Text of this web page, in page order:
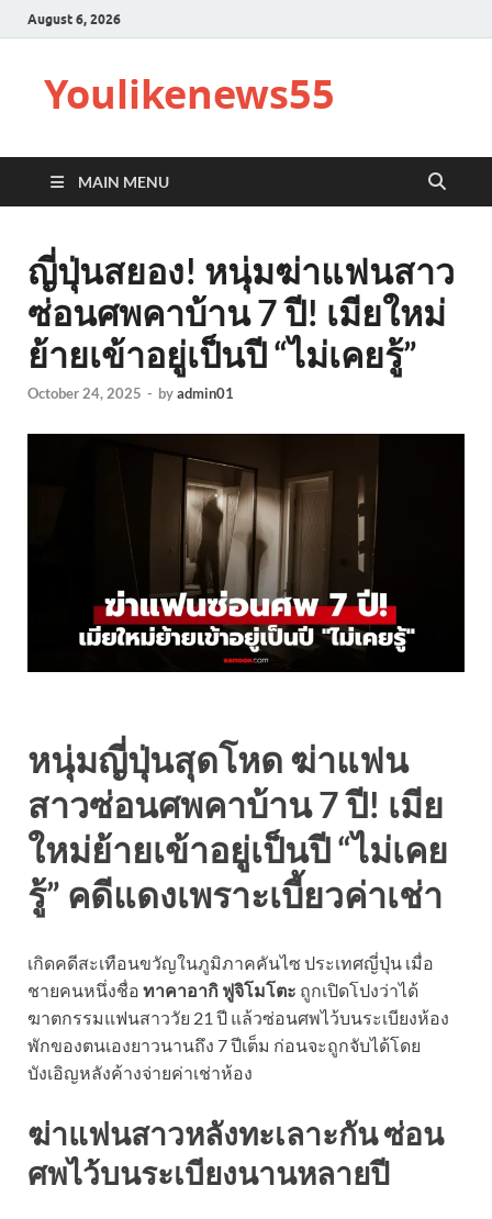
August 6, 2026
Youlikenews55
MAIN MENU
ญี่ปุ่นสยอง! หนุ่มฆ่าแฟนสาว
ซ่อนศพคาบ้าน 7 ปี! เมียใหม่
ย้ายเข้าอยู่เป็นปี “ไม่เคยรู้”
October 24, 2025 - byadmin01
หนุ่มญี่ปุ่นสุดโหด ฆ่าแฟน
สาวซ่อนศพคาบ้าน 7 ปี! เมีย
ใหม่ย้ายเข้าอยู่เป็นปี “ไม่เคย
รู้” คดีแดงเพราะเบี้ยวค่าเช่า
เกิดคดีสะเทือนขวัญในภูมิภาคคันไซ ประเทศญี่ปุ่น เมื่อ
ชายคนหนึ่งชื่อ ทาคาอากิ ฟูจิโมโตะ ถูกเปิดโปงว่าได้
ฆาตกรรมแฟนสาววัย 21 ปี แล้วซ่อนศพไว้บนระเบียงห้อง
พักของตนเองยาวนานถึง 7 ปีเต็ม ก่อนจะถูกจับได้โดย
บังเอิญหลังค้างจ่ายค่าเช่าห้อง
ฆ่าแฟนสาวหลังทะเลาะกัน ซ่อน
ศพไว้บนระเบียงนานหลายปี